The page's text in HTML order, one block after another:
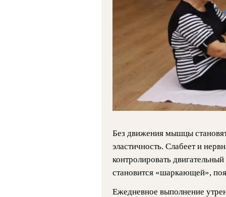
Без движения мышцы
эластичность. Слабеет и
контролировать
становится «шаркающей»,
Ежедневное выполнение